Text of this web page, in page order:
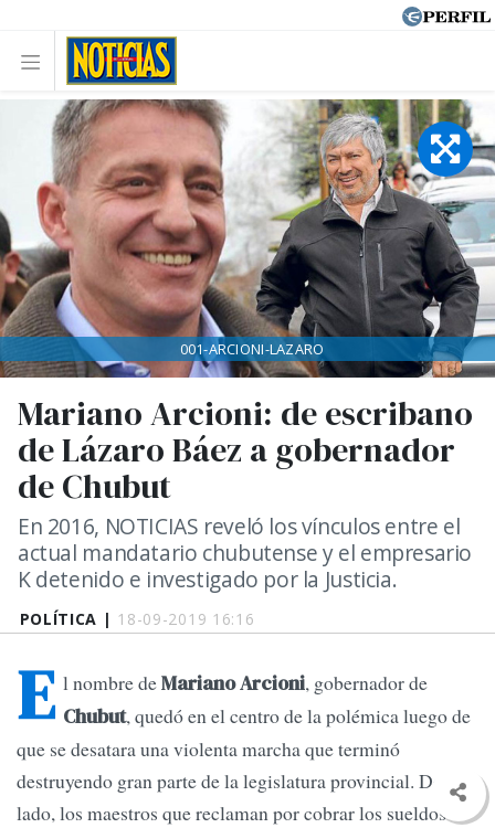
POLÍTICA | 18-09-2019 16:16
Mariano Arcioni: de escribano
de Lázaro Báez a gobernador
de Chubut
En 2016, NOTICIAS reveló los vínculos entre el
actual mandatario chubutense y el empresario
K detenido e investigado por la Justicia.
001-ARCIONI-LAZARO
E l nombre deMariano Arcioni, gobernador de
Chubut, quedó en el centro de la polémica luego de
que se desatara una violenta marcha que terminó
destruyendo gran parte de la legislatura provincial. De un
lado, los maestros que reclaman por cobrar los sueldos